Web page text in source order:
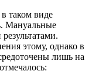
таком виде
Мануальные
этому, однако в
лишь на